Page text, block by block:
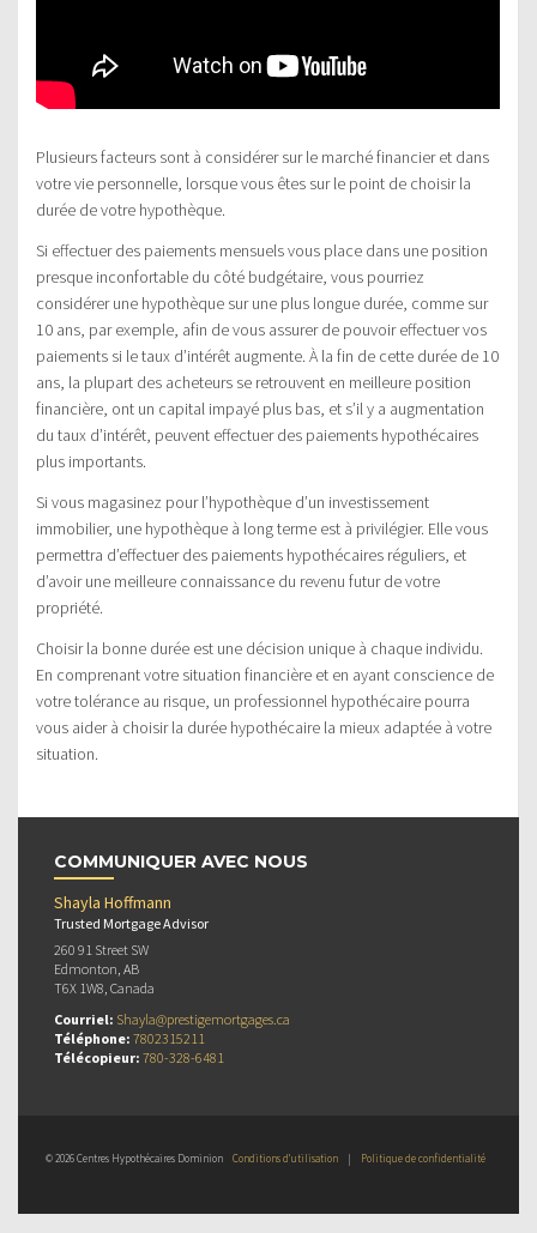
Plusieurs facteurs sont à considérer sur le marché financier et dans
votre vie personnelle, lorsque vous êtes sur le point de choisir la
durée de votre hypothèque.
Si effectuer des paiements mensuels vous place dans une position
presque inconfortable du côté budgétaire, vous pourriez
considérer une hypothèque sur une plus longue durée, comme sur
10 ans, par exemple, afin de vous assurer de pouvoir effectuer vos
paiements si le taux d’intérêt augmente. À la fin de cette durée de 10
ans, la plupart des acheteurs se retrouvent en meilleure position
financière, ont un capital impayé plus bas, et s’il y a augmentation
du taux d’intérêt, peuvent effectuer des paiements hypothécaires
plus importants.
Si vous magasinez pour l’hypothèque d’un investissement
immobilier, une hypothèque à long terme est à privilégier. Elle vous
permettra d’effectuer des paiements hypothécaires réguliers, et
d’avoir une meilleure connaissance du revenu futur de votre
propriété.
Choisir la bonne durée est une décision unique à chaque individu.
En comprenant votre situation financière et en ayant conscience de
votre tolérance au risque, un professionnel hypothécaire pourra
vous aider à choisir la durée hypothécaire la mieux adaptée à votre
situation.
COMMUNIQUER AVEC NOUS
Shayla Hoffmann
Trusted Mortgage Advisor
260 91 Street SW
Edmonton, AB
T6X 1W8, Canada
Courriel: Shayla@prestigemortgages.ca
Téléphone: 7802315211
Télécopieur: 780-328-6481
© 2026 Centres Hypothécaires Dominion Conditions d’utilisation | Politique de confidentialité